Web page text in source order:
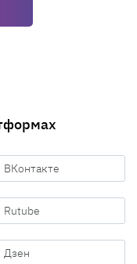
ВКонтакте
Rutube
Дзен